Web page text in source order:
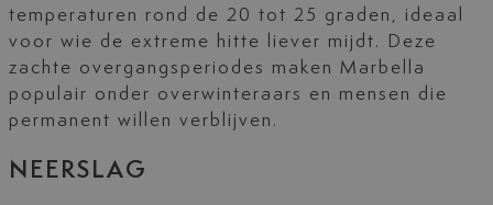
temperaturen rond de 20 tot 25 graden, ideaal
voor wie de extreme hitte liever mijdt. Deze
zachte overgangsperiodes maken Marbella
populair onder overwinteraars en mensen die
permanent willen verblijven.
NEERSLAG